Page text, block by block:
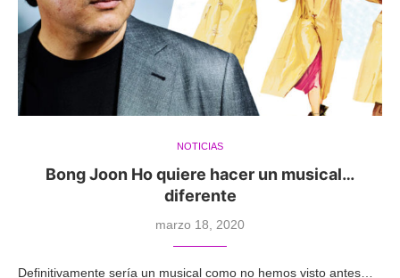
NOTICIAS
Bong Joon Ho quiere hacer un musical…
diferente
marzo 18, 2020
Definitivamente sería un musical como no hemos visto antes…